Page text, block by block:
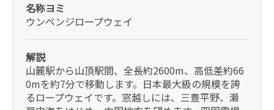
名称ヨミ
ウンペンジロープウェイ
解説
山麓駅から山頂駅間、全長約2600m、高低差約66
0mを約7分で移動します。日本最大級の規模を誇
るロープウェイです。窓越しには、三豊平野、瀬